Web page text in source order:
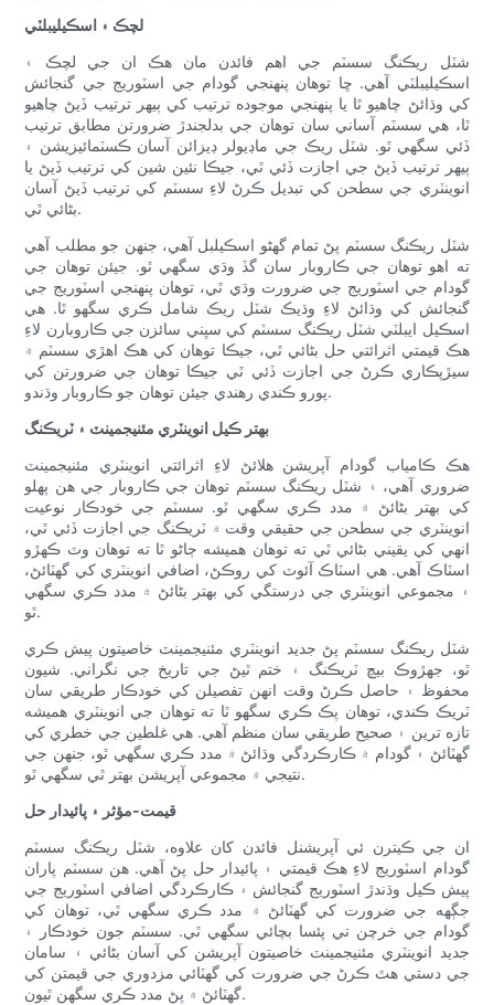
لچڪ ۽ اسڪيليبلٽي
شٽل ريڪنگ سسٽم جي اهم فائدن مان هڪ ان جي لچڪ ۽
اسڪيليبلٽي آهي. ڇا توهان پنهنجي گودام جي اسٽوريج جي گنجائش
کي وڌائڻ چاهيو ٿا يا پنهنجي موجوده ترتيب کي ٻيهر ترتيب ڏيڻ چاهيو
ٿا، هي سسٽم آساني سان توهان جي بدلجندڙ ضرورتن مطابق ترتيب
ڏئي سگهي ٿو. شٽل ريڪ جي ماڊيولر ڊيزائن آسان ڪسٽمائيزيشن ۽
ٻيهر ترتيب ڏيڻ جي اجازت ڏئي ٿي، جيڪا نئين شين کي ترتيب ڏيڻ يا
انوینٽري جي سطحن کي تبديل ڪرڻ لاءِ سسٽم کي ترتيب ڏيڻ آسان
بڻائي ٿي.
شٽل ريڪنگ سسٽم پڻ تمام گهڻو اسڪيلبل آهي، جنهن جو مطلب آهي
ته اهو توهان جي ڪاروبار سان گڏ وڌي سگهي ٿو. جيئن توهان جي
گودام جي اسٽوريج جي ضرورت وڌي ٿي، توهان پنهنجي اسٽوريج جي
گنجائش کي وڌائڻ لاءِ وڌيڪ شٽل ريڪ شامل ڪري سگهو ٿا. هي
اسڪيل ايبلٽي شٽل ريڪنگ سسٽم کي سڀني سائزن جي ڪاروبارن لاءِ
هڪ قيمتي اثرائتي حل بڻائي ٿي، جيڪا توهان کي هڪ اهڙي سسٽم ۾
سيڙپڪاري ڪرڻ جي اجازت ڏئي ٿي جيڪا توهان جي ضرورتن کي
پورو ڪندي رهندي جيئن توهان جو ڪاروبار وڌندو.
بهتر ڪيل انوینٽري مئنيجمينٽ ۽ ٽريڪنگ
هڪ ڪامياب گودام آپريشن هلائڻ لاءِ اثرائتي انوینٽري مئنيجمينٽ
ضروري آهي، ۽ شٽل ريڪنگ سسٽم توهان جي ڪاروبار جي هن پهلو
کي بهتر بڻائڻ ۾ مدد ڪري سگهي ٿو. سسٽم جي خودڪار نوعيت
انوینٽري جي سطحن جي حقيقي وقت ۾ ٽريڪنگ جي اجازت ڏئي ٿي،
انهي کي يقيني بڻائي ٿي ته توهان هميشه ڄاڻو ٿا ته توهان وٽ ڪهڙو
اسٽاڪ آهي. هي اسٽاڪ آئوٽ کي روڪڻ، اضافي انوینٽري کي گهٽائڻ،
۽ مجموعي انوینٽري جي درستگي کي بهتر بڻائڻ ۾ مدد ڪري سگهي
ٿو.
شٽل ريڪنگ سسٽم پڻ جديد انوینٽري مئنيجمينٽ خاصيتون پيش ڪري
ٿو، جهڙوڪ بيچ ٽريڪنگ ۽ ختم ٿيڻ جي تاريخ جي نگراني. شيون
محفوظ ۽ حاصل ڪرڻ وقت انهن تفصيلن کي خودڪار طريقي سان
ٽريڪ ڪندي، توهان پڪ ڪري سگهو ٿا ته توهان جي انوینٽري هميشه
تازه ترين ۽ صحيح طريقي سان منظم آهي. هي غلطين جي خطري کي
گهٽائڻ ۽ گودام ۾ ڪارڪردگي وڌائڻ ۾ مدد ڪري سگهي ٿو، جنهن جي
نتيجي ۾ مجموعي آپريشن بهتر ٿي سگهي ٿو.
قيمت-مؤثر ۽ پائيدار حل
ان جي ڪيترن ئي آپريشنل فائدن کان علاوه، شٽل ريڪنگ سسٽم
گودام اسٽوريج لاءِ هڪ قيمتي ۽ پائيدار حل پڻ آهي. هن سسٽم پاران
پيش ڪيل وڌندڙ اسٽوريج گنجائش ۽ ڪارڪردگي اضافي اسٽوريج جي
جڳهه جي ضرورت کي گهٽائڻ ۾ مدد ڪري سگهي ٿي، توهان کي
گودام جي خرچن تي پئسا بچائي سگهي ٿي. سسٽم جون خودڪار ۽
جديد انوینٽري مئنيجمينٽ خاصيتون آپريشن کي آسان بڻائي ۽ سامان
جي دستي هٿ ڪرڻ جي ضرورت کي گهٽائي مزدوري جي قيمتن کي
گهٽائڻ ۾ پڻ مدد ڪري سگهن ٿيون.